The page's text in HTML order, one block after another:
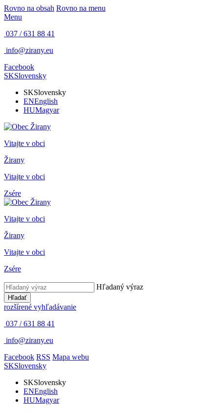
Rovno na obsah Rovno na menu
Menu
037 / 631 88 41
info@zirany.eu
Facebook
SKSlovensky
SKSlovensky
ENEnglish
HUMagyar
Vitajte v obci
Žirany
Vitajte v obci
Zsére
Vitajte v obci
Žirany
Vitajte v obci
Zsére
Hľadaný výraz
Hľadať
rozšírené vyhľadávanie
037 / 631 88 41
info@zirany.eu
Facebook RSS Mapa webu
SKSlovensky
SKSlovensky
ENEnglish
HUMagyar